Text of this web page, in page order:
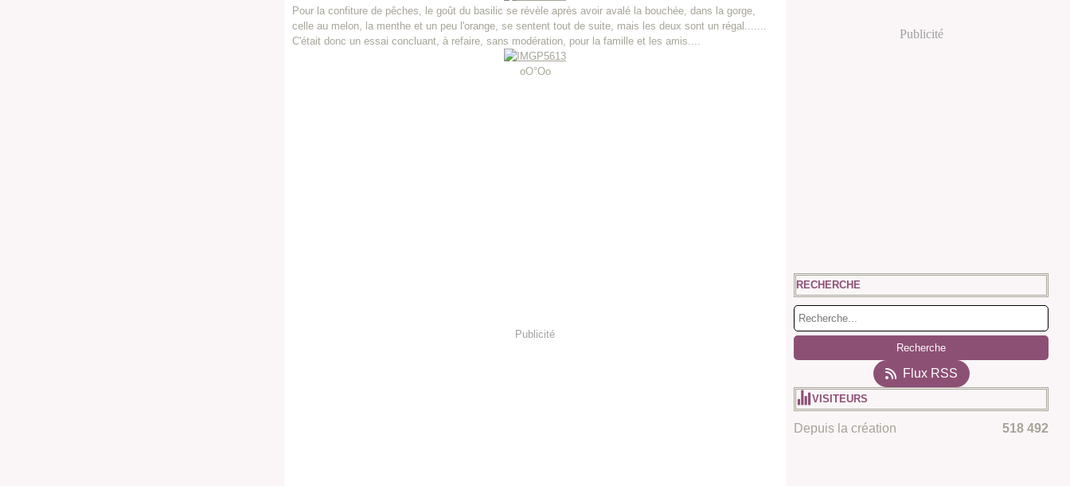
Pour la confiture de pêches, le goût du basilic se révèle après avoir avalé la bouchée, dans la gorge,
celle au melon, la menthe et un peu l'orange, se sentent tout de suite, mais les deux sont un régal.......
C'était donc un essai concluant, à refaire, sans modération, pour la famille et les amis....
oO°Oo
Publicité
Publicité
RECHERCHE
Flux RSS
VISITEURS
Depuis la création 518 492